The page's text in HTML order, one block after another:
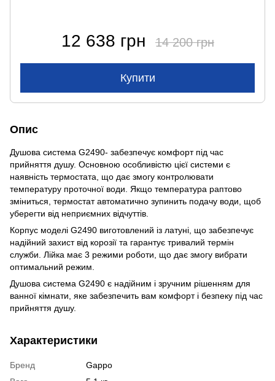
12 638 грн 14 200 грн
Купити
Опис
Душова система G2490- забезпечує комфорт під час
прийняття душу. Основною особливістю цієї системи є
наявність термостата, що дає змогу контролювати
температуру проточної води. Якщо температура раптово
зміниться, термостат автоматично зупинить подачу води, щоб
уберегти від неприємних відчуттів.
Корпус моделі G2490 виготовлений із латуні, що забезпечує
надійний захист від корозії та гарантує тривалий термін
служби. Лійка має 3 режими роботи, що дає змогу вибрати
оптимальний режим.
Душова система G2490 є надійним і зручним рішенням для
ванної кімнати, яке забезпечить вам комфорт і безпеку під час
прийняття душу.
Характеристики
Бренд
Gappo